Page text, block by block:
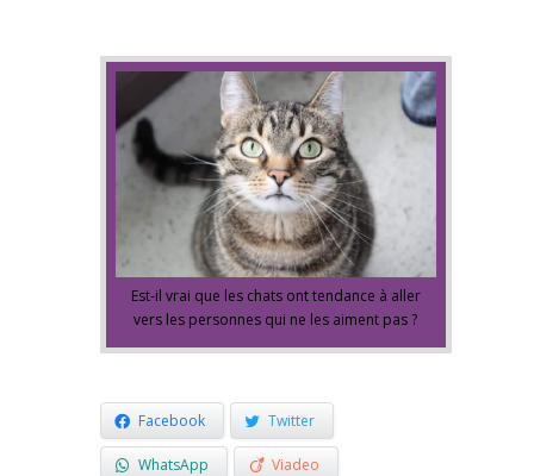
Est-il vrai que les chats ont tendance à aller
vers les personnes qui ne les aiment pas ?
Facebook Twitter
WhatsApp Viadeo